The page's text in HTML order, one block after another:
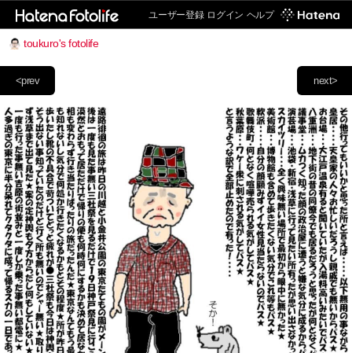
ユーザー登録 ログイン ヘルプ
toukuro's fotolife
next>
<prev